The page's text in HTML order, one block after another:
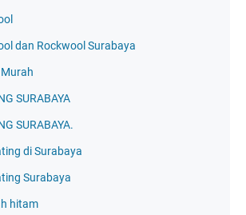
dan Rockwool Surabaya
SURABAYA
SURABAYA.
di Surabaya
Surabaya
hitam